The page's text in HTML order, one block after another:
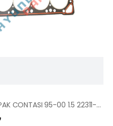
SİLİNDİR KAPAK CONTASI 95-00 1.5 22311-22001-YS